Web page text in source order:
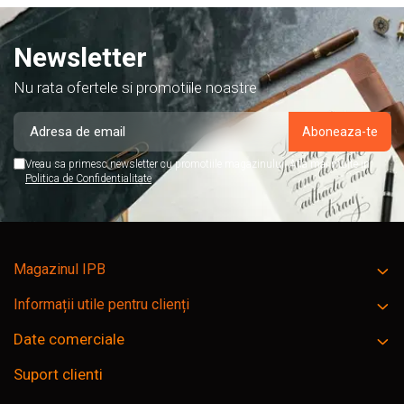
Newsletter
Nu rata ofertele si promotiile noastre
Vreau sa primesc newsletter cu promotiile magazinului. Afla mai multe in
Politica de Confidentialitate
Magazinul IPB
Informații utile pentru clienți
Date comerciale
Suport clienti